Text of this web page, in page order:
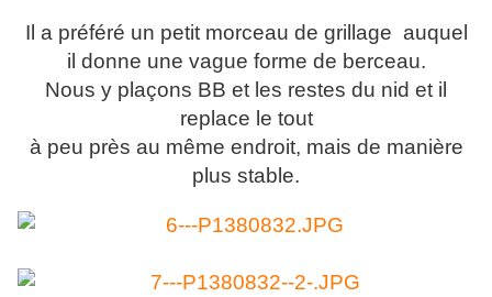
Il a préféré un petit morceau de grillage auquel
il donne une vague forme de berceau.
Nous y plaçons BB et les restes du nid et il
replace le tout
à peu près au même endroit, mais de manière
plus stable.